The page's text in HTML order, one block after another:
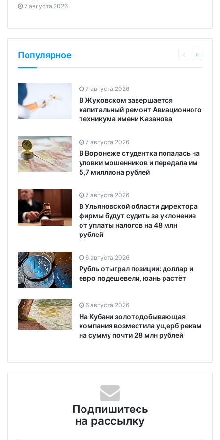
7 августа 2026
Популярное
7 августа 2026
В Жуковском завершается
капитальный ремонт Авиационного
техникума имени Казанова
7 августа 2026
В Воронеже студентка попалась на
уловки мошенников и передала им
5,7 миллиона рублей
7 августа 2026
В Ульяновской области директора
фирмы будут судить за уклонение
от уплаты налогов на 48 млн
рублей
6 августа 2026
Рубль отыграл позиции: доллар и
евро подешевели, юань растёт
6 августа 2026
На Кубани золотодобывающая
компания возместила ущерб рекам
на сумму почти 28 млн рублей
Подпишитесь
на рассылку